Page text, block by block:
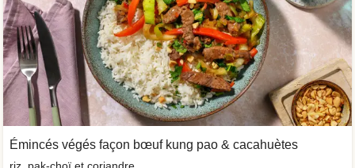
Émincés végés façon bœuf kung pao & cacahuètes